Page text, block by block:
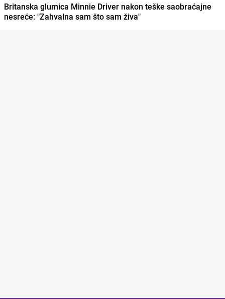
Britanska glumica Minnie Driver nakon teške saobraćajne
nesreće: "Zahvalna sam što sam živa"